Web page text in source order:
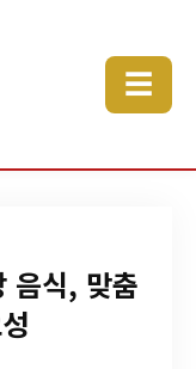
☰
음식, 맞춤